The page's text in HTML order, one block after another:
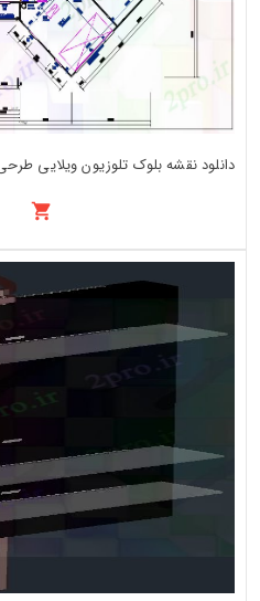
دانلود نقشه بلوک تلوزیون ویلایی طرحی